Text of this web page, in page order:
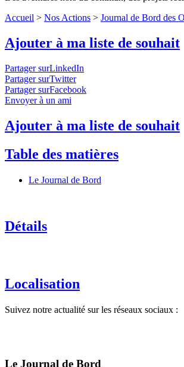
Accueil > Nos Actions > Journal de Bord des
Ajouter à ma liste de souhait
Partager surLinkedIn
Partager surTwitter
Partager surFacebook
Envoyer à un ami
Ajouter à ma liste de souhait
Table des matières
Le Journal de Bord
Détails
Localisation
Suivez notre actualité sur les réseaux sociaux :
Le Journal de Bord